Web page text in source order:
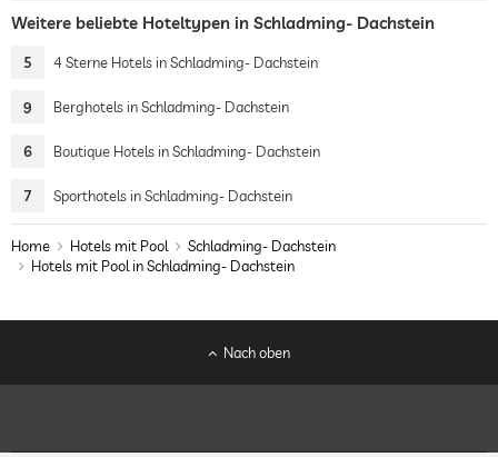
Weitere beliebte Hoteltypen in Schladming- Dachstein
5 4 Sterne Hotels in Schladming- Dachstein
9 Berghotels in Schladming- Dachstein
6 Boutique Hotels in Schladming- Dachstein
7 Sporthotels in Schladming- Dachstein
Home Hotels mit Pool
Schladming- Dachstein
Hotels mit Pool in Schladming- Dachstein
Nach oben